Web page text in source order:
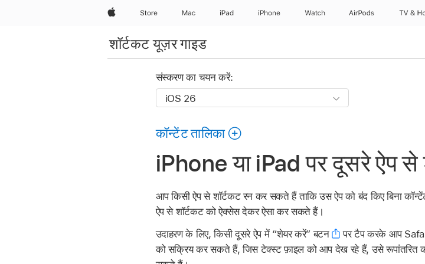
AppleStore Mac iPad iPhone Watch AirPods TV &
शॉर्टकट यूज़र गाइड
संस्करण का चयन करें:
कॉन्टेंट तालिका
iPhone या iPad पर दूसरे ऐप से
आप किसी ऐप से शॉर्टकट रन कर सकते हैं ताकि उस ऐप को बंद किए बिना
ऐप से शॉर्टकट को ऐक्सेस देकर ऐसा कर सकते हैं।
उदाहरण के लिए, किसी दूसरे ऐप में “शेयर करें” बटन
पर टैप करके आप Safari
को सक्रिय कर सकते हैं, जिस टेक्स्ट फ़ाइल को आप देख रहे हैं, उसे रूपांतरित